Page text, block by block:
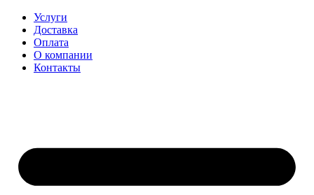
Перейти
содержимому
Услуги
Доставка
Оплата
О компании
Контакты